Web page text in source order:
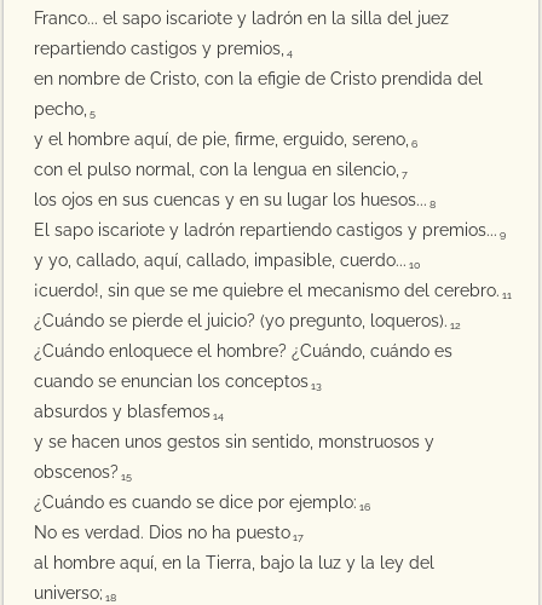
Franco... el sapo iscariote y ladrón en la silla del juez
repartiendo castigos y premios, 4
en nombre de Cristo, con la efigie de Cristo prendida del
pecho, 5
y el hombre aquí, de pie, firme, erguido, sereno, 6
con el pulso normal, con la lengua en silencio, 7
los ojos en sus cuencas y en su lugar los huesos... 8
El sapo iscariote y ladrón repartiendo castigos y premios... 9
y yo, callado, aquí, callado, impasible, cuerdo... 10
¡cuerdo!, sin que se me quiebre el mecanismo del cerebro. 11
¿Cuándo se pierde el juicio? (yo pregunto, loqueros). 12
¿Cuándo enloquece el hombre? ¿Cuándo, cuándo es
cuando se enuncian los conceptos 13
absurdos y blasfemos 14
y se hacen unos gestos sin sentido, monstruosos y
obscenos? 15
¿Cuándo es cuando se dice por ejemplo: 16
No es verdad. Dios no ha puesto 17
al hombre aquí, en la Tierra, bajo la luz y la ley del
universo; 18